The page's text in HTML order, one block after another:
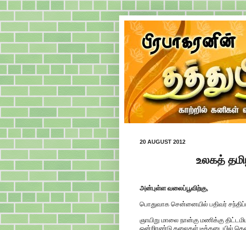
20 AUGUST 2012
உலகத்
அன்புள்ள வலைப்பூவிற்கு,
பொதுவாக சென்னையில் பதிவர்
ஞாயிறு மாலை நான்கு மணிக்கு
ஒன்றிரண்டு தலைகள் டீக்கடையில்